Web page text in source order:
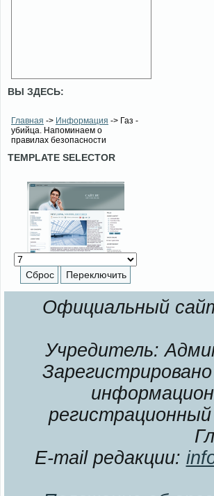
ВЫ ЗДЕСЬ:
Главная -> Информация -> Газ -
убийца. Напоминаем о
правилах безопасности
TEMPLATE SELECTOR
Официальный
Учредитель:
E-mail редакции: